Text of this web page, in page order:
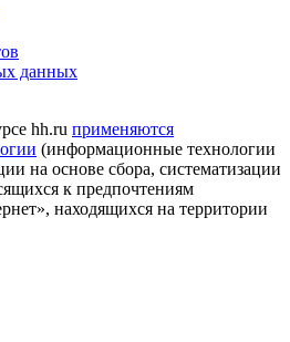
данных
hh.ru применяются
(информационные технологии
на основе сбора, систематизации
к предпочтениям
находящихся на территории